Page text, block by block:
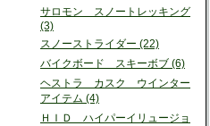
サロモン スノートレッキング
(3)
スノーストライダー (22)
バイクボード スキーボブ (6)
ヘストラ カスク ウインター
アイテム (4)
ＨＩＤ ハイパーイリュージョ